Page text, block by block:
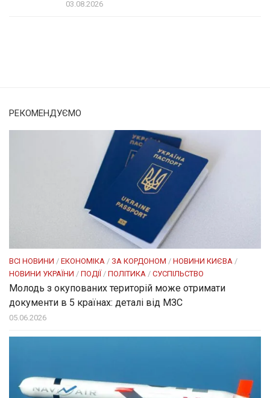
03.08.2026
РЕКОМЕНДУЄМО
ВСІ НОВИНИ / ЕКОНОМІКА / ЗА КОРДОНОМ / НОВИНИ КИЄВА /
НОВИНИ УКРАЇНИ / ПОДІЇ / ПОЛІТИКА / СУСПІЛЬСТВО
Молодь з окупованих територій може отримати
документи в 5 країнах: деталі від МЗС
05.06.2026